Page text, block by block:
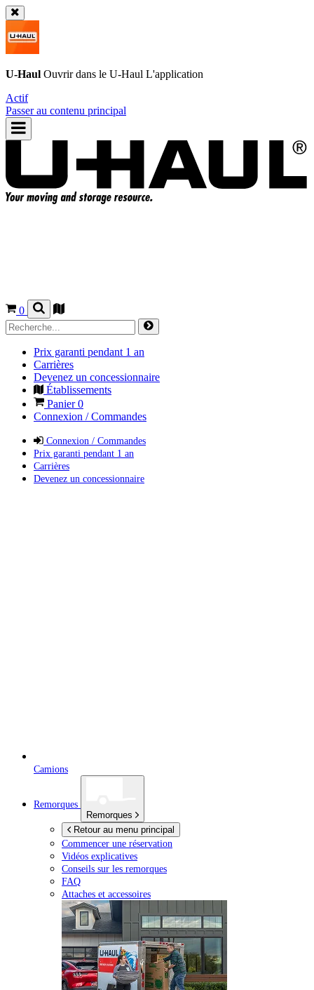
U-Haul Ouvrir dans le U-Haul L'application
Actif
Passer au contenu principal
0
Prix garanti pendant 1 an
Carrières
Devenez un concessionnaire
Établissements
Panier0
Connexion / Commandes
Connexion / Commandes
Prix garanti pendant 1 an
Carrières
Devenez un concessionnaire
Camions
Remorques
Remorques
Retour au menu principal
Commencer une réservation
Vidéos explicatives
Conseils sur les remorques
FAQ
Attaches et accessoires